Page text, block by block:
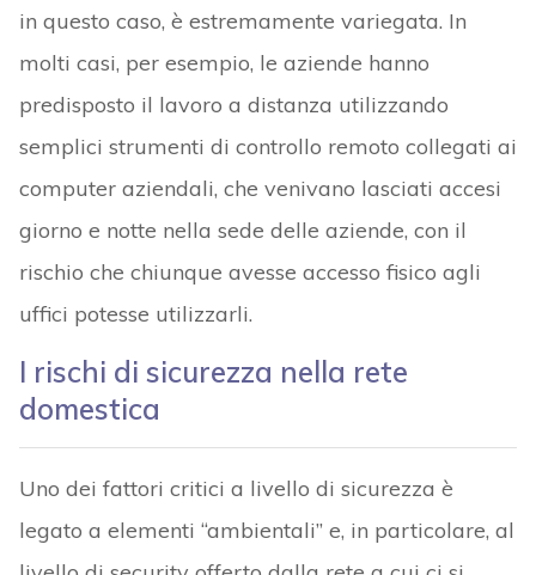
in questo caso, è estremamente variegata. In
molti casi, per esempio, le aziende hanno
predisposto il lavoro a distanza utilizzando
semplici strumenti di controllo remoto collegati ai
computer aziendali, che venivano lasciati accesi
giorno e notte nella sede delle aziende, con il
rischio che chiunque avesse accesso fisico agli
uffici potesse utilizzarli.
I rischi di sicurezza nella rete
domestica
Uno dei fattori critici a livello di sicurezza è
legato a elementi “ambientali” e, in particolare, al